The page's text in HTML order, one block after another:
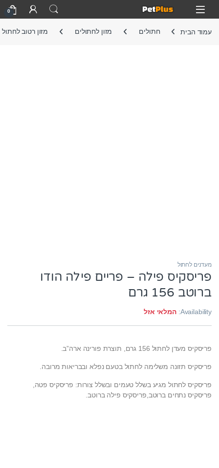
Skip to navigation
Skip to content
Open
0
עמוד הבית חתולים מזון לחתולים מזון רטוב לחתול
מעדנים לחתול
פריסקיס פילה – פריים פילה הודו
ברוטב 156 גרם
Availability: המלאי אזל
פריסקיס מעדן לחתול 156 גרם, תוצרת פורינה ארה”ב.
פריסקיס תזונה משלימה לחתול בטעם נפלא ובבריאות מרובה.
פריסקיס לחתול מגיע בשלל טעמים ובשלל צורות: פריסקיס פטה,
פריסקיס נתחים ברוטב,פריסקיס פילה ברוטב.